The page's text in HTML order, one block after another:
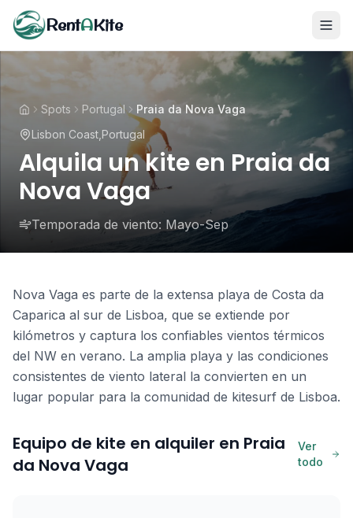
RentAKite
Spots Portugal
Praia da Nova Vaga
Lisbon Coast Portugal
Alquila un kite en Praia da
Nova Vaga
Temporada de viento: Mayo-Sep
Nova Vaga es parte de la extensa playa de Costa da
Caparica al sur de Lisboa, que se extiende por
kilómetros y captura los confiables vientos térmicos
del NW en verano. La amplia playa y las condiciones
consistentes de viento lateral la convierten en un
lugar popular para la comunidad de kitesurf de Lisboa.
Equipo de kite en alquiler en Praia
da Nova Vaga
Ver
todo